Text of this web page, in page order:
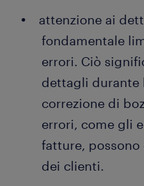
attenzione ai
fondamentale
errori. Ciò
dettagli durante
correzione di
errori, come gli
fatture, possono
dei clienti.